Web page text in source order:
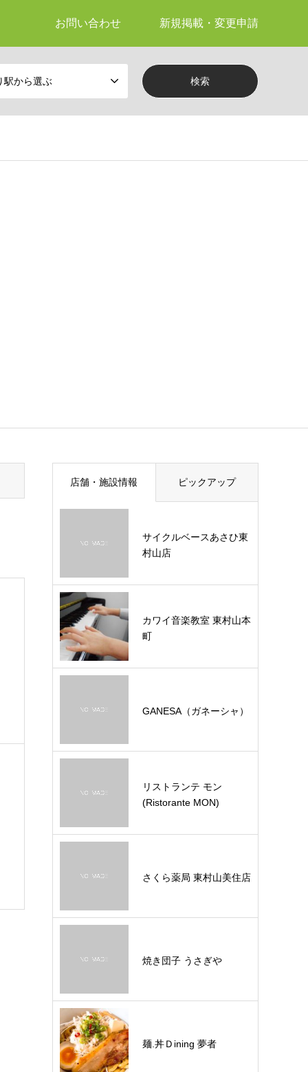
お問い合わせ 新規掲載・変更申請
駅から選ぶ
店舗・施設情報 ピックアップ
サイクルベースあさひ東
村山店
カワイ音楽教室 東村山本
町
GANESA（ガネーシャ）
リストランテ モン
(Ristorante MON)
さくら薬局 東村山美住店
焼き団子 うさぎや
麺.丼Ｄining 夢者